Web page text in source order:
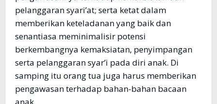
pelanggaran syari’at; serta ketat dalam
memberikan keteladanan yang baik dan
senantiasa meminimalisir potensi
berkembangnya kemaksiatan, penyimpangan
serta pelanggaran syar’i pada diri anak. Di
samping itu orang tua juga harus memberikan
pengawasan terhadap bahan-bahan bacaan